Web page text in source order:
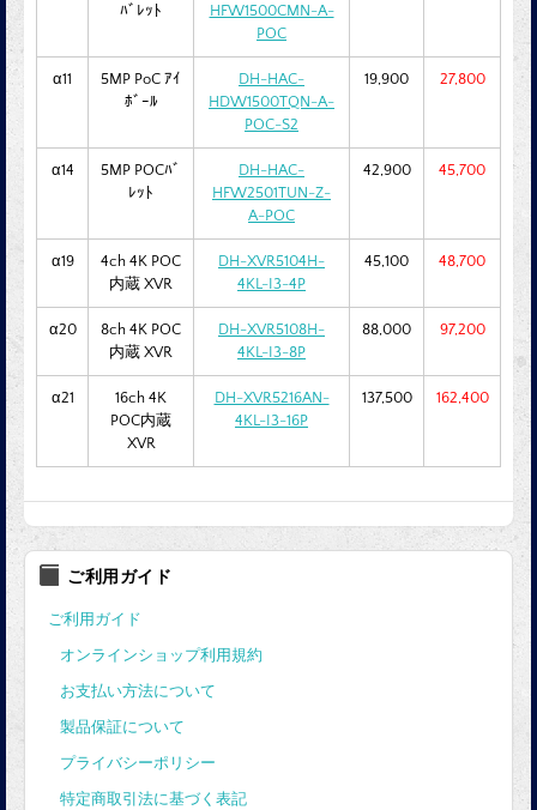
ﾊﾞﾚｯﾄ
HFW1500CMN-A-
POC
α11
5MP PoC ｱｲ
ﾎﾞｰﾙ
DH-HAC-
HDW1500TQN-A-
POC-S2
19,900 27,800
α14
5MP POCﾊﾞ
ﾚｯﾄ
DH-HAC-
HFW2501TUN-Z-
A-POC
42,900 45,700
α19
4ch 4K POC
内蔵 XVR
DH-XVR5104H-
4KL-I3-4P
45,100 48,700
α20
8ch 4K POC
内蔵 XVR
DH-XVR5108H-
4KL-I3-8P
88,000 97,200
α21
16ch 4K
POC内蔵
XVR
DH-XVR5216AN-
4KL-I3-16P
137,500 162,400
ご利用ガイド
ご利用ガイド
オンラインショップ利用規約
お支払い方法について
製品保証について
プライバシーポリシー
特定商取引法に基づく表記